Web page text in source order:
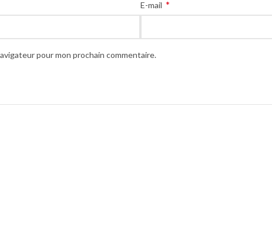
E-mail *
pour mon prochain commentaire.